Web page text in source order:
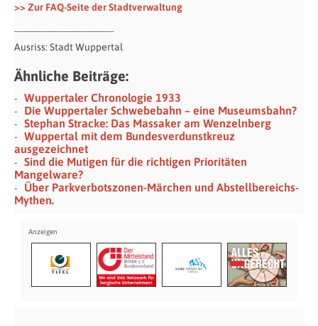
>> Zur FAQ-Seite der Stadtverwaltung
Ausriss: Stadt Wuppertal
Ähnliche Beiträge:
Wuppertaler Chronologie 1933
Die Wuppertaler Schwebebahn – eine Museumsbahn?
Stephan Stracke: Das Massaker am Wenzelnberg
Wuppertal mit dem Bundesverdunstkreuz
ausgezeichnet
Sind die Mutigen für die richtigen Prioritäten
Mangelware?
Über Parkverbotszonen-Märchen und Abstellbereichs-
Mythen.